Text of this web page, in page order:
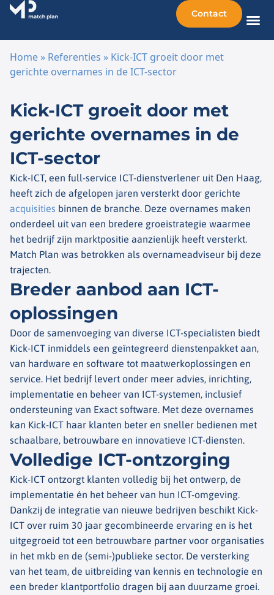
Contact
Home » Referenties » Kick-ICT groeit door met
gerichte overnames in de ICT-sector
Kick-ICT groeit door met
gerichte overnames in de
ICT-sector
Kick-ICT, een full-service ICT-dienstverlener uit Den Haag,
heeft zich de afgelopen jaren versterkt door gerichte
acquisities binnen de branche. Deze overnames maken
onderdeel uit van een bredere groeistrategie waarmee
het bedrijf zijn marktpositie aanzienlijk heeft versterkt.
Match Plan was betrokken als overnameadviseur bij deze
trajecten.
Breder aanbod aan ICT-
oplossingen
Door de samenvoeging van diverse ICT-specialisten biedt
Kick-ICT inmiddels een geïntegreerd dienstenpakket aan,
van hardware en software tot maatwerkoplossingen en
service. Het bedrijf levert onder meer advies, inrichting,
implementatie en beheer van ICT-systemen, inclusief
ondersteuning van Exact software. Met deze overnames
kan Kick-ICT haar klanten beter en sneller bedienen met
schaalbare, betrouwbare en innovatieve ICT-diensten.
Volledige ICT-ontzorging
Kick-ICT ontzorgt klanten volledig bij het ontwerp, de
implementatie én het beheer van hun ICT-omgeving.
Dankzij de integratie van nieuwe bedrijven beschikt Kick-
ICT over ruim 30 jaar gecombineerde ervaring en is het
uitgegroeid tot een betrouwbare partner voor organisaties
in het mkb en de (semi-)publieke sector. De versterking
van het team, de uitbreiding van kennis en technologie en
een breder klantportfolio dragen bij aan duurzame groei.